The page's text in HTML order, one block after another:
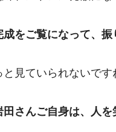
をご覧になって、振
と見ていられないで
さんご自身は、人を